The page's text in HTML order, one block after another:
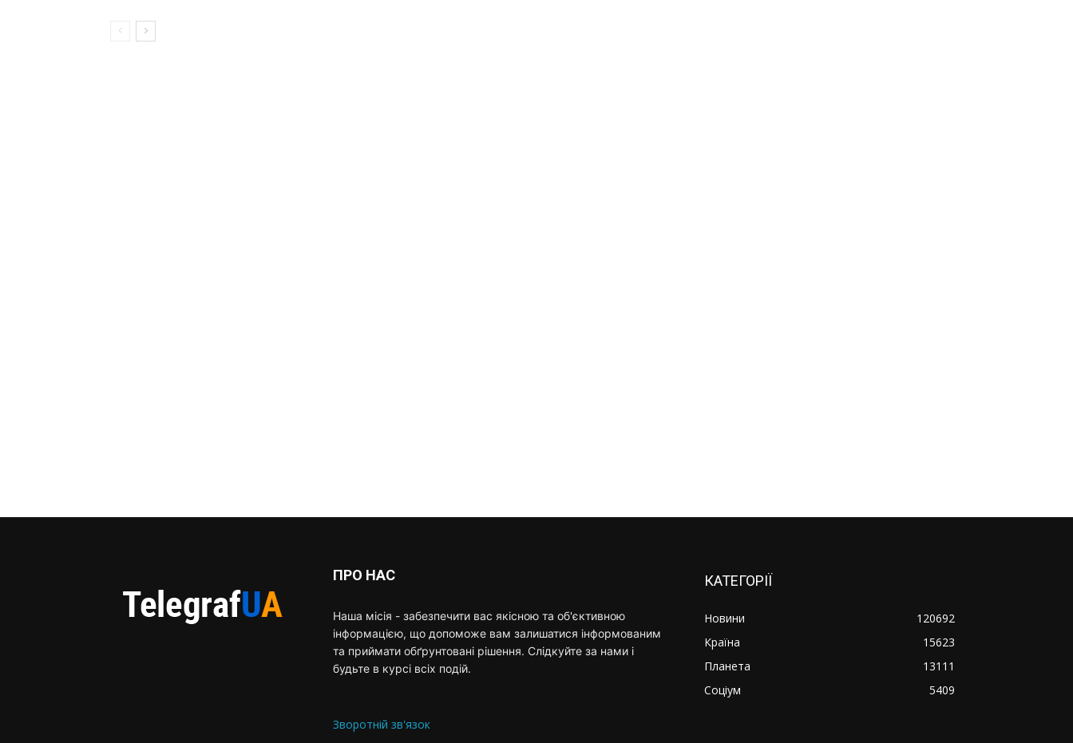
ПРО НАС
Наша місія - забезпечити вас якісною та об'єктивною
інформацією, що допоможе вам залишатися інформованим
та приймати обґрунтовані рішення. Слідкуйте за нами і
будьте в курсі всіх подій.
Зворотній зв'язок
КАТЕГОРІЇ
Новини
120692
Країна
15623
Планета
13111
Соціум
5409